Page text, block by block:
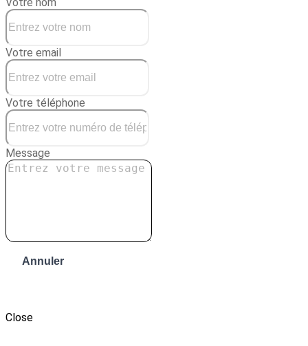
Votre nom
Votre email
Votre téléphone
Message
Annuler
Close